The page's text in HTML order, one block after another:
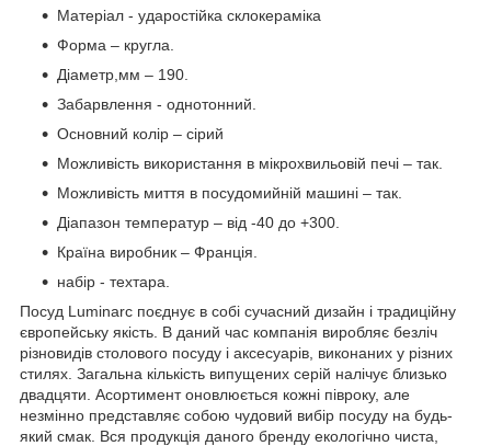
Матеріал - ударостійка склокераміка
Форма – кругла.
Діаметр,мм – 190.
Забарвлення - однотонний.
Основний колір – сірий
Можливість використання в мікрохвильовій печі – так.
Можливість миття в посудомийній машині – так.
Діапазон температур – від -40 до +300.
Країна виробник – Франція.
набір - техтара.
Посуд Luminarc поєднує в собі сучасний дизайн і традиційну
європейську якість. В даний час компанія виробляє безліч
різновидів столового посуду і аксесуарів, виконаних у різних
стилях. Загальна кількість випущених серій налічує близько
двадцяти. Асортимент оновлюється кожні півроку, але
незмінно представляє собою чудовий вибір посуду на будь-
який смак. Вся продукція даного бренду екологічно чиста,